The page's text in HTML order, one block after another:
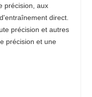
précision, aux
direct.
précision et autres
précision et une